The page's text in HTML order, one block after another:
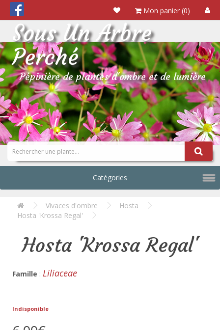
Mon panier (0)
Sous Un Arbre
Perché
Pépinière de plantes d'ombre et de lumière
Catégories
Vivaces d'ombre
Hosta
Hosta 'Krossa Regal'
Hosta 'Krossa Regal'
Famille : Liliaceae
Indisponible